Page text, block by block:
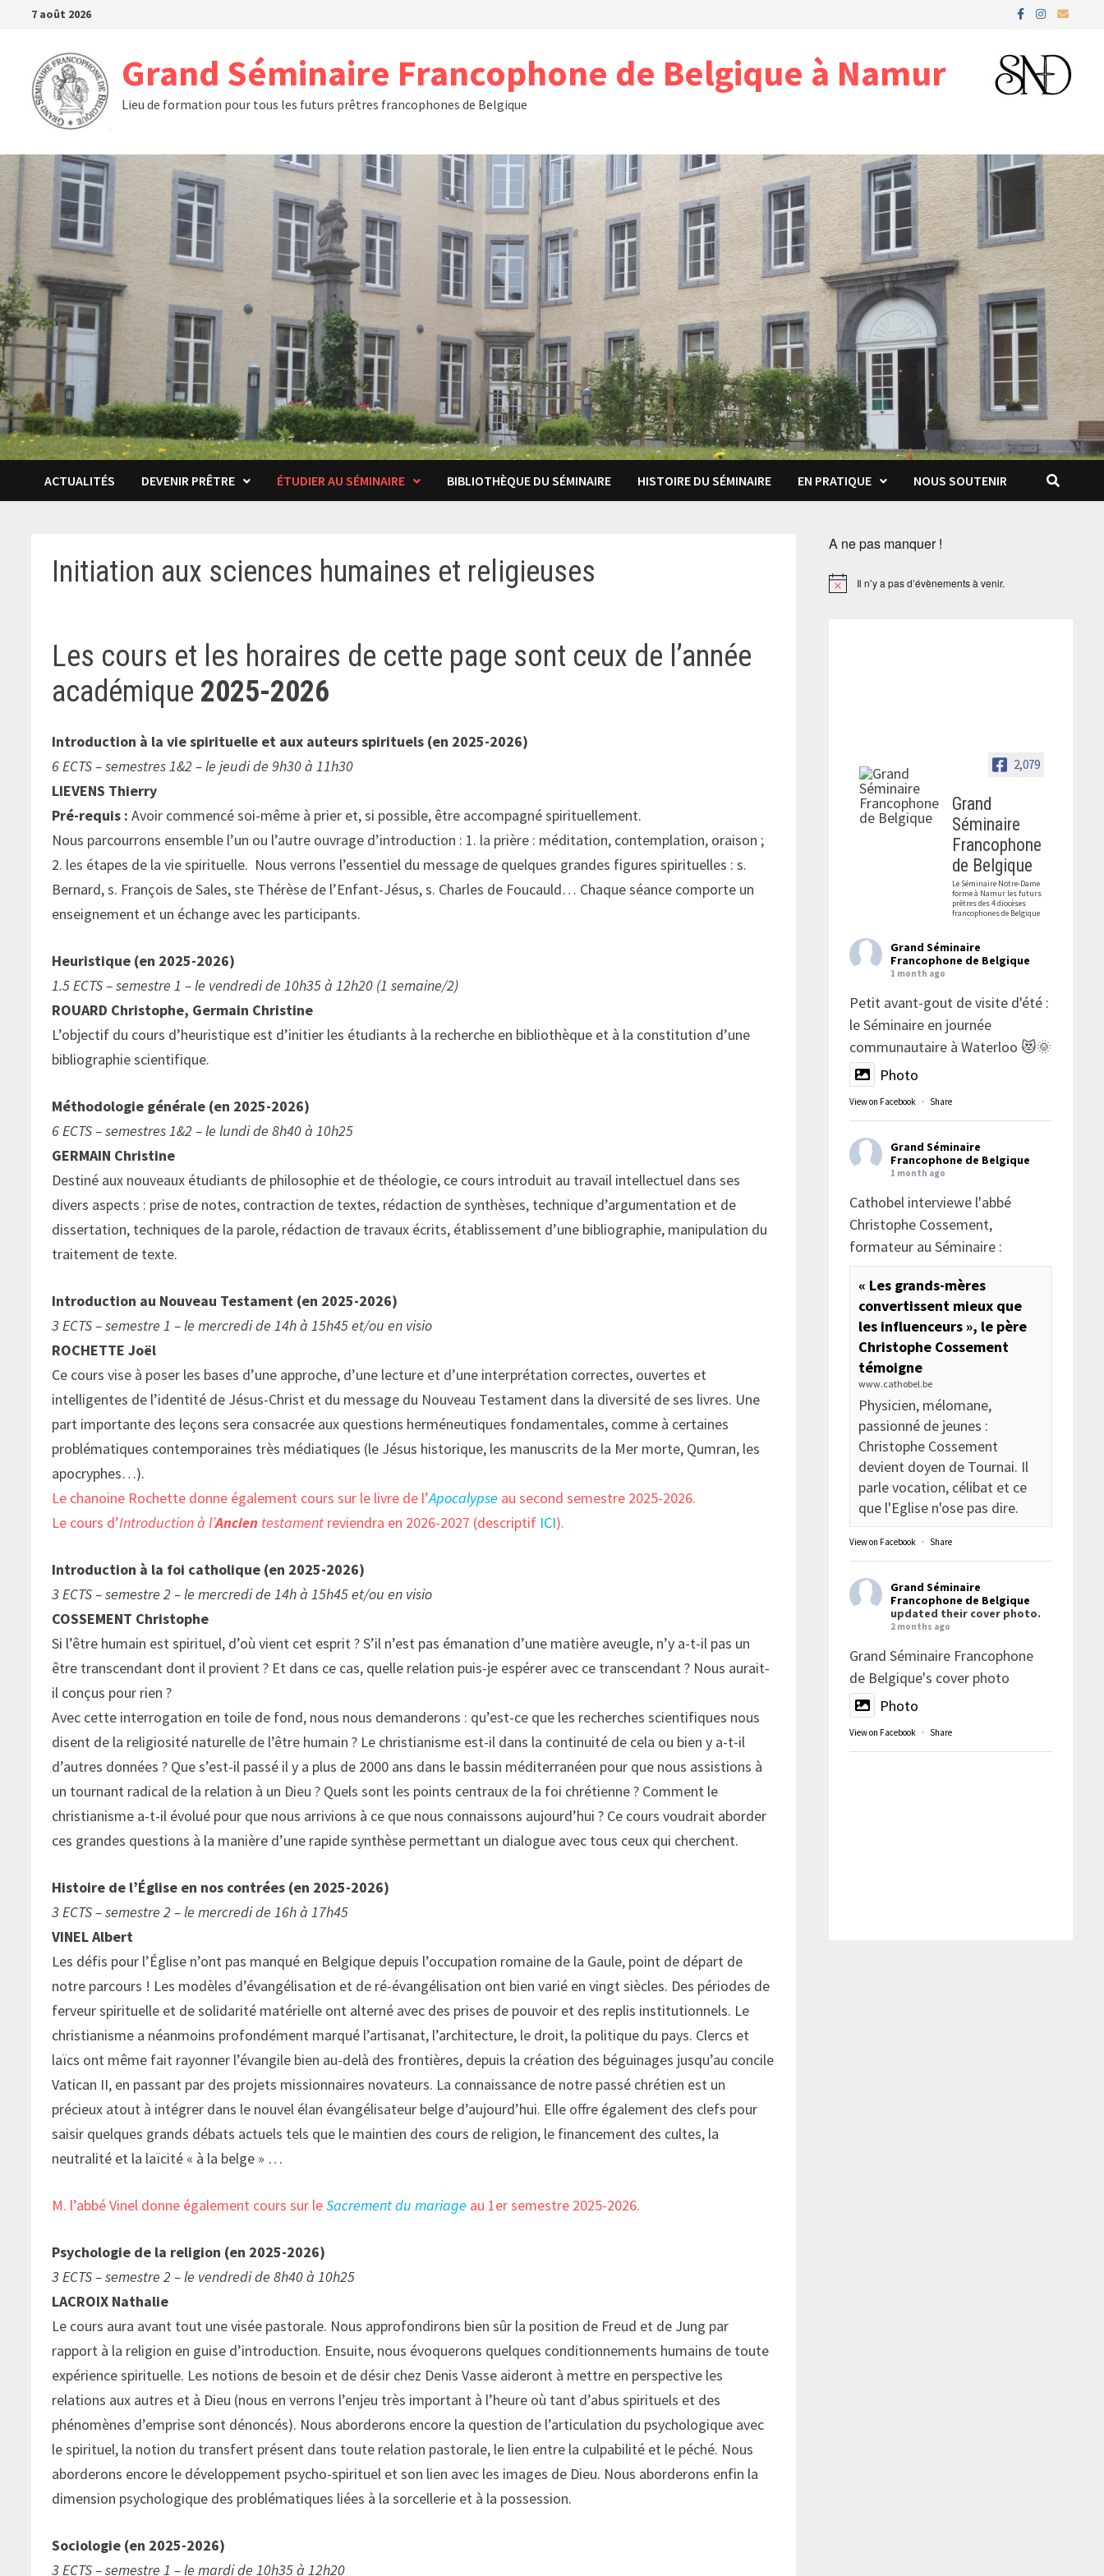
Passer
contenu
7 août 2026
Grand Séminaire Francophone de Belgique à Namur
Lieu de formation pour tous les futurs prêtres francophones de Belgique
ACTUALITÉS DEVENIR PRÊTRE ÉTUDIER AU SÉMINAIRE BIBLIOTHÈQUE DU SÉMINAIRE HISTOIRE DU SÉMINAIRE EN PRATIQUE NOUS SOUTENIR
Initiation aux sciences humaines et religieuses
Les cours et les horaires de cette page sont ceux de l’année
académique 2025-2026
Introduction à la vie spirituelle et aux auteurs spirituels (en 2025-2026)
6 ECTS – semestres 1&2 – le jeudi de 9h30 à 11h30
LIEVENS Thierry
Pré-requis :Avoir commencé soi-même à prier et, si possible, être accompagné spirituellement.
Nous parcourrons ensemble l’un ou l’autre ouvrage d’introduction : 1. la prière : méditation, contemplation, oraison ;
2. les étapes de la vie spirituelle. Nous verrons l’essentiel du message de quelques grandes figures spirituelles : s.
Bernard, s. François de Sales, ste Thérèse de l’Enfant-Jésus, s. Charles de Foucauld… Chaque séance comporte un
enseignement et un échange avec les participants.
Heuristique (en 2025-2026)
1.5 ECTS – semestre 1 – le vendredi de 10h35 à 12h20 (1 semaine/2)
ROUARD Christophe, Germain Christine
L’objectif du cours d’heuristique est d’initier les étudiants à la recherche en bibliothèque et à la constitution d’une
bibliographie scientifique.
Méthodologie générale (en 2025-2026)
6 ECTS – semestres 1&2 – le lundi de 8h40 à 10h25
GERMAIN Christine
Destiné aux nouveaux étudiants de philosophie et de théologie, ce cours introduit au travail intellectuel dans ses
divers aspects : prise de notes, contraction de textes, rédaction de synthèses, technique d’argumentation et de
dissertation, techniques de la parole, rédaction de travaux écrits, établissement d’une bibliographie, manipulation du
traitement de texte.
Introduction au Nouveau Testament (en 2025-2026)
3 ECTS – semestre 1 – le mercredi de 14h à 15h45 et/ou en visio
ROCHETTE Joël
Ce cours vise à poser les bases d’une approche, d’une lecture et d’une interprétation correctes, ouvertes et
intelligentes de l’identité de Jésus-Christ et du message du Nouveau Testament dans la diversité de ses livres. Une
part importante des leçons sera consacrée aux questions herméneutiques fondamentales, comme à certaines
problématiques contemporaines très médiatiques (le Jésus historique, les manuscrits de la Mer morte, Qumran, les
apocryphes…).
Le chanoine Rochette donne également cours sur le livre de l’Apocalypse au second semestre 2025-2026.
Le cours d’Introduction à l’Ancien testament reviendra en 2026-2027 (descriptif ICI).
Introduction à la foi catholique (en 2025-2026)
3 ECTS – semestre 2 – le mercredi de 14h à 15h45 et/ou en visio
COSSEMENT Christophe
Si l’être humain est spirituel, d’où vient cet esprit ? S’il n’est pas émanation d’une matière aveugle, n’y a-t-il pas un
être transcendant dont il provient ? Et dans ce cas, quelle relation puis-je espérer avec ce transcendant ? Nous aurait-
il conçus pour rien ?
Avec cette interrogation en toile de fond, nous nous demanderons : qu’est-ce que les recherches scientifiques nous
disent de la religiosité naturelle de l’être humain ? Le christianisme est-il dans la continuité de cela ou bien y a-t-il
d’autres données ? Que s’est-il passé il y a plus de 2000 ans dans le bassin méditerranéen pour que nous assistions à
un tournant radical de la relation à un Dieu ? Quels sont les points centraux de la foi chrétienne ? Comment le
christianisme a-t-il évolué pour que nous arrivions à ce que nous connaissons aujourd’hui ? Ce cours voudrait aborder
ces grandes questions à la manière d’une rapide synthèse permettant un dialogue avec tous ceux qui cherchent.
Histoire de l’Église en nos contrées (en 2025-2026)
3 ECTS – semestre 2 – le mercredi de 16h à 17h45
VINEL Albert
Les défis pour l’Église n’ont pas manqué en Belgique depuis l’occupation romaine de la Gaule, point de départ de
notre parcours ! Les modèles d’évangélisation et de ré-évangélisation ont bien varié en vingt siècles. Des périodes de
ferveur spirituelle et de solidarité matérielle ont alterné avec des prises de pouvoir et des replis institutionnels. Le
christianisme a néanmoins profondément marqué l’artisanat, l’architecture, le droit, la politique du pays. Clercs et
laïcs ont même fait rayonner l’évangile bien au-delà des frontières, depuis la création des béguinages jusqu’au concile
Vatican II, en passant par des projets missionnaires novateurs. La connaissance de notre passé chrétien est un
précieux atout à intégrer dans le nouvel élan évangélisateur belge d’aujourd’hui. Elle offre également des clefs pour
saisir quelques grands débats actuels tels que le maintien des cours de religion, le financement des cultes, la
neutralité et la laïcité « à la belge » …
M. l’abbé Vinel donne également cours sur leSacrement du mariage au 1er semestre 2025-2026.
Psychologie de la religion (en 2025-2026)
3 ECTS – semestre 2 – le vendredi de 8h40 à 10h25
LACROIX Nathalie
Le cours aura avant tout une visée pastorale. Nous approfondirons bien sûr la position de Freud et de Jung par
rapport à la religion en guise d’introduction. Ensuite, nous évoquerons quelques conditionnements humains de toute
expérience spirituelle. Les notions de besoin et de désir chez Denis Vasse aideront à mettre en perspective les
relations aux autres et à Dieu (nous en verrons l’enjeu très important à l’heure où tant d’abus spirituels et des
phénomènes d’emprise sont dénoncés). Nous aborderons encore la question de l’articulation du psychologique avec
le spirituel, la notion du transfert présent dans toute relation pastorale, le lien entre la culpabilité et le péché. Nous
aborderons encore le développement psycho-spirituel et son lien avec les images de Dieu. Nous aborderons enfin la
dimension psychologique des problématiques liées à la sorcellerie et à la possession.
Sociologie (en 2025-2026)
3 ECTS – semestre 1 – le mardi de 10h35 à 12h20
A ne pas manquer !
Notice Il n’y a pas d’évènements à venir.
2,079
Grand
Séminaire
Francophone
de Belgique
Le Séminaire Notre-Dame
forme à Namur les futurs
prêtres des 4 diocèses
francophones de Belgique
Grand Séminaire
Francophone de Belgique
1 month ago
Petit avant-gout de visite d'été :
le Séminaire en journée
communautaire à Waterloo 😻🌞
Photo
View on Facebook · Share
Grand Séminaire
Francophone de Belgique
1 month ago
Cathobel interviewe l'abbé
Christophe Cossement,
formateur au Séminaire :
« Les grands-mères
convertissent mieux que
les influenceurs », le père
Christophe Cossement
témoigne
www.cathobel.be
Physicien, mélomane,
passionné de jeunes :
Christophe Cossement
devient doyen de Tournai. Il
parle vocation, célibat et ce
que l'Eglise n'ose pas dire.
View on Facebook · Share
Grand Séminaire
Francophone de Belgique
updated their cover photo.
2 months ago
Grand Séminaire Francophone
de Belgique's cover photo
Photo
View on Facebook · Share